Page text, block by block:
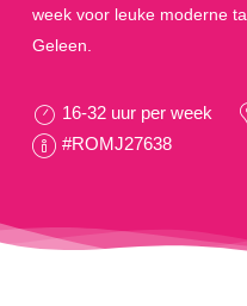
week voor leuke moderne
Geleen.
16-32 uur per week
#ROMJ27638